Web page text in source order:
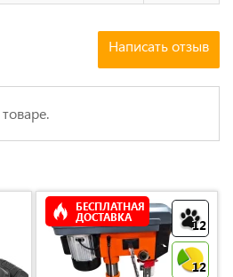
Написать отзыв
12
12
БЕСПЛАТНАЯ
ДОСТАВКА